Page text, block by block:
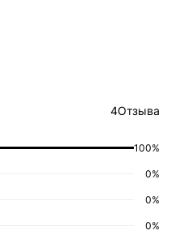
4Отзыва
100%
0%
0%
0%